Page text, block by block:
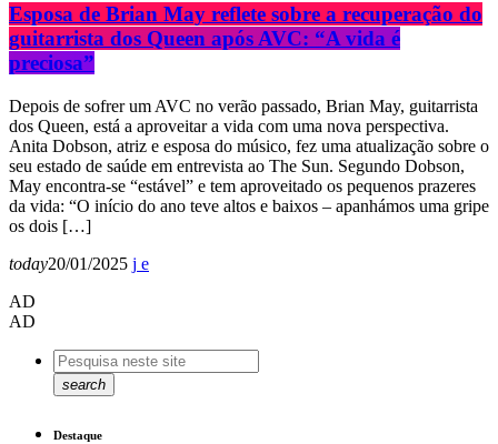
Esposa de Brian May reflete sobre a recuperação do
guitarrista dos Queen após AVC: “A vida é
preciosa”
Depois de sofrer um AVC no verão passado, Brian May, guitarrista
dos Queen, está a aproveitar a vida com uma nova perspectiva.
Anita Dobson, atriz e esposa do músico, fez uma atualização sobre o
seu estado de saúde em entrevista ao The Sun. Segundo Dobson,
May encontra-se “estável” e tem aproveitado os pequenos prazeres
da vida: “O início do ano teve altos e baixos – apanhámos uma gripe
os dois […]
today20/01/2025
AD
AD
search
Destaque